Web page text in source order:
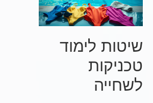
שיטות לימוד
טכניקות
לשחייה